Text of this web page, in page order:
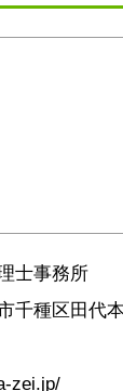
士事務所
千種区田代
zei.jp/